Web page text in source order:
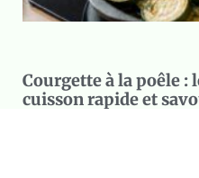
Courgette à la poêle :
cuisson rapide et